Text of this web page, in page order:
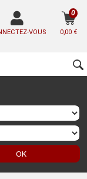
VOUS 0,00 €
0
OK